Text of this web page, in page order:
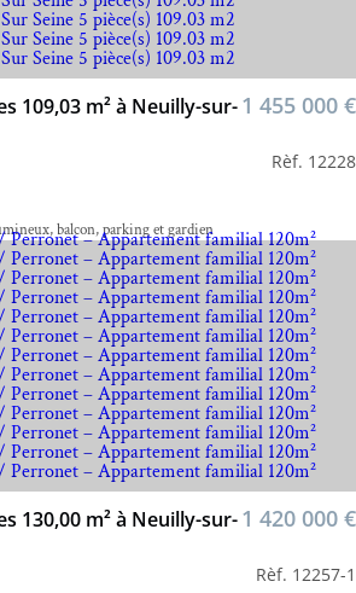
109,03 m² à Neuilly-sur-1 455 000 €
Rèf. 12228
balcon, parking et gardien
130,00 m² à Neuilly-sur-1 420 000 €
Rèf. 12257-1